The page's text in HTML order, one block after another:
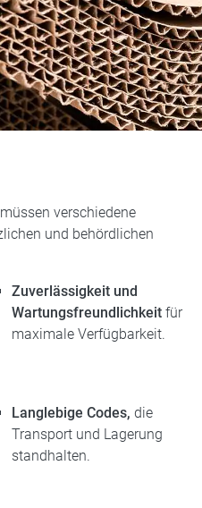
müssen verschiedene
und behördlichen
Zuverlässigkeit und
Wartungsfreundlichkeitfür
maximale Verfügbarkeit.
Langlebige Codes, die
Transport und Lagerung
standhalten.